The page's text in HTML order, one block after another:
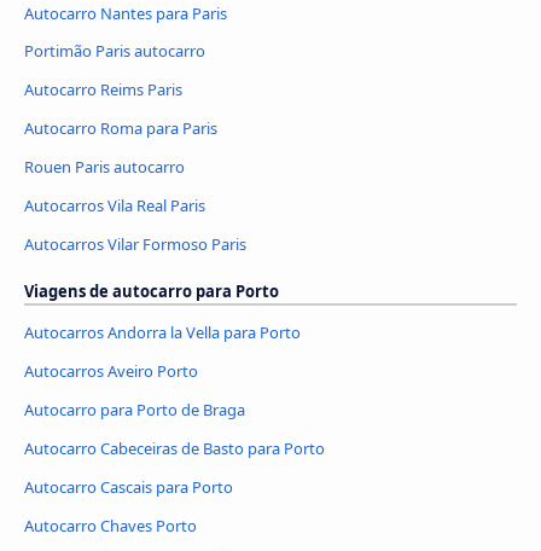
Autocarro Nantes para Paris
Portimão Paris autocarro
Autocarro Reims Paris
Autocarro Roma para Paris
Rouen Paris autocarro
Autocarros Vila Real Paris
Autocarros Vilar Formoso Paris
Viagens de autocarro para Porto
Autocarros Andorra la Vella para Porto
Autocarros Aveiro Porto
Autocarro para Porto de Braga
Autocarro Cabeceiras de Basto para Porto
Autocarro Cascais para Porto
Autocarro Chaves Porto